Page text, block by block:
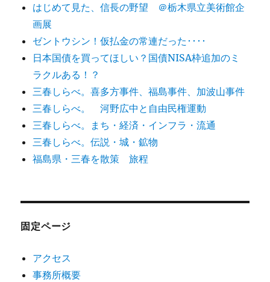
はじめて見た、信長の野望 ＠栃木県立美術館企
画展
ゼントウシン！仮払金の常連だった････
日本国債を買ってほしい？国債NISA枠追加のミ
ラクルある！？
三春しらべ。喜多方事件、福島事件、加波山事件
三春しらべ。 河野広中と自由民権運動
三春しらべ。まち・経済・インフラ・流通
三春しらべ。伝説・城・鉱物
福島県・三春を散策 旅程
固定ページ
アクセス
事務所概要